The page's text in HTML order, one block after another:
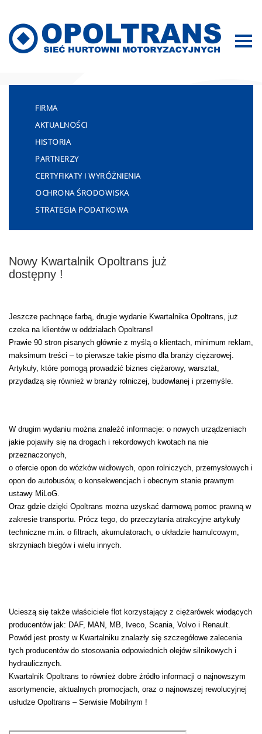
FIRMA
AKTUALNOŚCI
HISTORIA
PARTNERZY
CERTYFIKATY I WYRÓŻNIENIA
OCHRONA ŚRODOWISKA
STRATEGIA PODATKOWA
Nowy Kwartalnik Opoltrans już
dostępny !
Jeszcze pachnące farbą, drugie wydanie Kwartalnika Opoltrans, już
czeka na klientów w oddziałach Opoltrans!
Prawie 90 stron pisanych głównie z myślą o klientach, minimum reklam,
maksimum treści – to pierwsze takie pismo dla branży ciężarowej.
Artykuły, które pomogą prowadzić biznes ciężarowy, warsztat,
przydadzą się również w branży rolniczej, budowlanej i przemyśle.
W drugim wydaniu można znaleźć informacje: o nowych urządzeniach
jakie pojawiły się na drogach i rekordowych kwotach na nie
przeznaczonych,
o ofercie opon do wózków widłowych, opon rolniczych, przemysłowych i
opon do autobusów, o konsekwencjach i obecnym stanie prawnym
ustawy MiLoG.
Oraz gdzie dzięki Opoltrans można uzyskać darmową pomoc prawną w
zakresie transportu. Prócz tego, do przeczytania atrakcyjne artykuły
techniczne m.in. o filtrach, akumulatorach, o układzie hamulcowym,
skrzyniach biegów i wielu innych.
Ucieszą się także właściciele flot korzystający z ciężarówek wiodących
producentów jak: DAF, MAN, MB, Iveco, Scania, Volvo i Renault.
Powód jest prosty w Kwartalniku znalazły się szczegółowe zalecenia
tych producentów do stosowania odpowiednich olejów silnikowych i
hydraulicznych.
Kwartalnik Opoltrans to również dobre źródło informacji o najnowszym
asortymencie, aktualnych promocjach, oraz o najnowszej rewolucyjnej
usłudze Opoltrans – Serwisie Mobilnym !